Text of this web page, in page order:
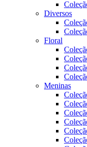
Diversos
Floral
Meninas